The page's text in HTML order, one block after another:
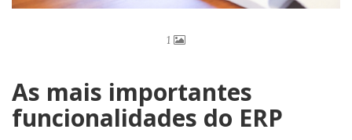
1
As mais importantes
funcionalidades do ERP